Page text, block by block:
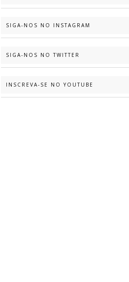
SIGA-NOS NO INSTAGRAM
SIGA-NOS NO TWITTER
INSCREVA-SE NO YOUTUBE